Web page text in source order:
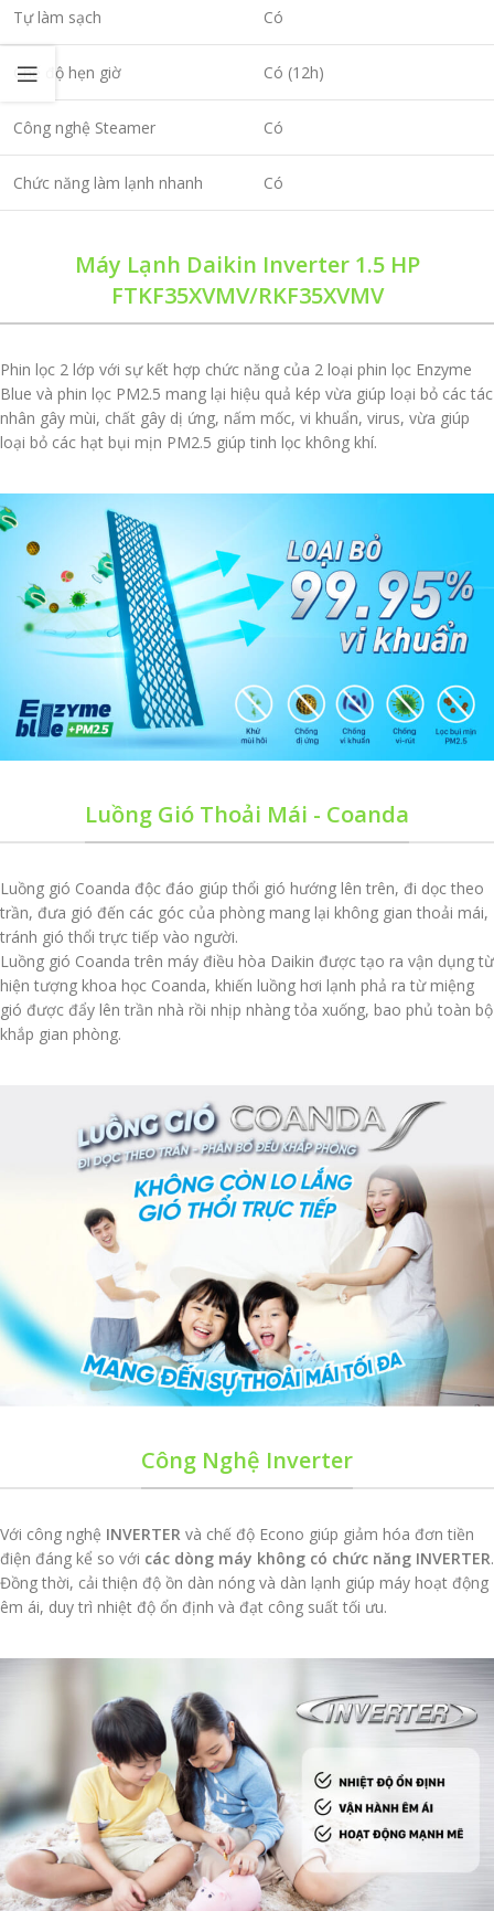
Tự làm sạch Có
Chế độ hẹn giờ Có (12h)
Công nghệ Steamer Có
Chức năng làm lạnh nhanh Có
Máy Lạnh Daikin Inverter 1.5 HP
FTKF35XVMV/RKF35XVMV
Phin lọc 2 lớp với sự kết hợp chức năng của 2 loại phin lọc Enzyme
Blue và phin lọc PM2.5 mang lại hiệu quả kép vừa giúp loại bỏ các tác
nhân gây mùi, chất gây dị ứng, nấm mốc, vi khuẩn, virus, vừa giúp
loại bỏ các hạt bụi mịn PM2.5 giúp tinh lọc không khí.
Luồng Gió Thoải Mái - Coanda
Luồng gió Coanda độc đáo giúp thổi gió hướng lên trên, đi dọc theo
trần, đưa gió đến các góc của phòng mang lại không gian thoải mái,
tránh gió thổi trực tiếp vào người.
Luồng gió Coanda trên máy điều hòa Daikin được tạo ra vận dụng từ
hiện tượng khoa học Coanda, khiến luồng hơi lạnh phả ra từ miệng
gió được đẩy lên trần nhà rồi nhịp nhàng tỏa xuống, bao phủ toàn bộ
khắp gian phòng.
Công Nghệ Inverter
Với công nghệ INVERTER và chế độ Econo giúp giảm hóa đơn tiền
điện đáng kể so với các dòng máy không có chức năng INVERTER.
Đồng thời, cải thiện độ ồn dàn nóng và dàn lạnh giúp máy hoạt động
êm ái, duy trì nhiệt độ ổn định và đạt công suất tối ưu.